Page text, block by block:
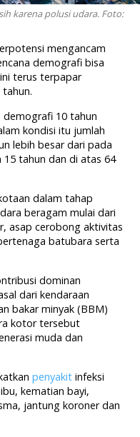
karena polusi udara. Foto:
mengancam
demografi bisa
terus terpapar
demografi 10 tahun
kondisi itu jumlah
lebih besar dari pada
tahun dan di atas 64
dalam tahap
beragam mulai dari
asap cerobong aktivitas
batubara serta
dominan
dari kendaraan
bakar minyak (BBM)
kotor tersebut
muda dan
penyakit infeksi
kematian bayi,
jantung koroner dan